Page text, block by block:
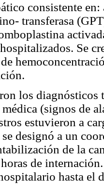
consistente en:
transferasa
Se
los
(signos de
estuvieron a
designó a un
de la
de
hasta el